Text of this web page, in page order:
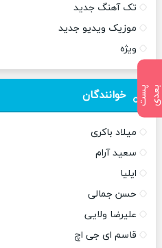
پ
س
ت
ب
ع
د ی
تک آهنگ جدید
موزیک ویدیو جدید
ویژه
خوانندگان
میلاد باکری
سعید آرام
ایلیا
حسن جمالی
علیرضا ولایی
قاسم ای جی اچ